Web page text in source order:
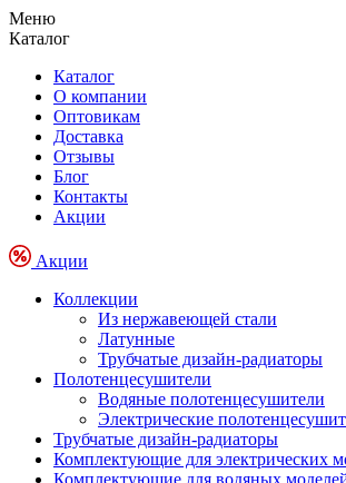
Меню
Каталог
Каталог
О компании
Оптовикам
Доставка
Отзывы
Блог
Контакты
Акции
Акции
Коллекции
Из нержавеющей стали
Латунные
Трубчатые дизайн-радиаторы
Полотенцесушители
Водяные полотенцесушители
Электрические
Трубчатые дизайн-радиаторы
Комплектующие для электрических
Комплектующие для водяных